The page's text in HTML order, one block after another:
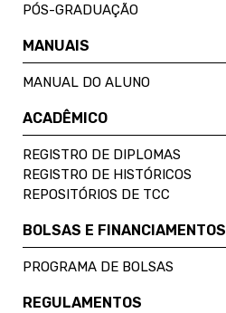
PÓS-GRADUAÇÃO
MANUAIS
MANUAL DO ALUNO
ACADÊMICO
REGISTRO DE DIPLOMAS
REGISTRO DE HISTÓRICOS
REPOSITÓRIOS DE TCC
BOLSAS E FINANCIAMENTOS
PROGRAMA DE BOLSAS
REGULAMENTOS